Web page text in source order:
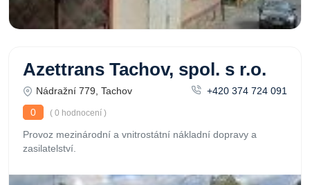
Azettrans Tachov, spol. s r.o.
Nádražní 779, Tachov
+420 374 724 091
0
( 0 hodnocení )
Provoz mezinárodní a vnitrostátní nákladní dopravy a
zasilatelství.